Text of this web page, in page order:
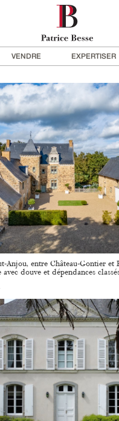
VENDRE EXPERTISER
Anjou, entre Château-Gontier et
avec douve et dépendances